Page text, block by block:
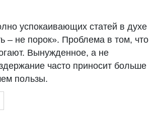
успокаивающих статей в духе
– не порок». Проблема в том, что
Вынужденное, а не
часто приносит больше
пользы.